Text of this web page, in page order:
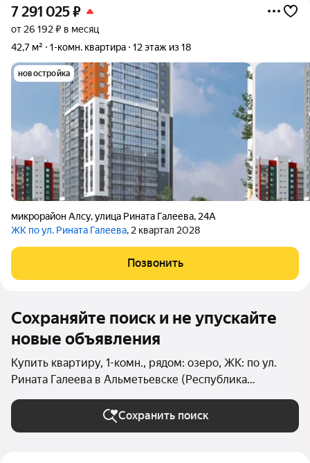
7 291 025₽
от 26 192 ₽ в месяц
42,7 м²
1-комн. квартира 12 этаж из 18
новостройка
микрорайон Алсу,улица Рината Галеева, 24А
ЖК по ул. Рината Галеева, 2 квартал 2028
Позвонить
Сохраняйте поиск и не упускайте
новые объявления
Купить квартиру, 1-комн., рядом: озеро, ЖК: по ул.
Рината Галеева в Альметьевске (Республика
Татарстан)
Сохранить поиск